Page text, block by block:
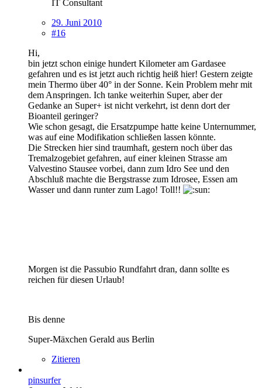
IT Consultant
29. Juni 2010
#16
Hi,
bin jetzt schon einige hundert Kilometer am Gardasee
gefahren und es ist jetzt auch richtig heiß hier! Gestern zeigte
mein Thermo über 40° in der Sonne. Kein Problem mehr mit
dem Anspringen. Ich tanke weiterhin Super, aber der
Gedanke an Super+ ist nicht verkehrt, ist denn dort der
Bioanteil geringer?
Wie schon gesagt, die Ersatzpumpe hatte keine Unternummer,
was auf eine Modifikation schließen lassen könnte.
Die Strecken hier sind traumhaft, gestern noch über das
Tremalzogebiet gefahren, auf einer kleinen Strasse am
Valvestino Stausee vorbei, dann zum Idro See und den
Abschluß machte die Bergstrasse zum Idrosee, Essen am
Wasser und dann runter zum Lago! Toll!!
Morgen ist die Passubio Rundfahrt dran, dann sollte es
reichen für diesen Urlaub!
Bis denne
Super-Mäxchen Gerald aus Berlin
Zitieren
pinsurfer